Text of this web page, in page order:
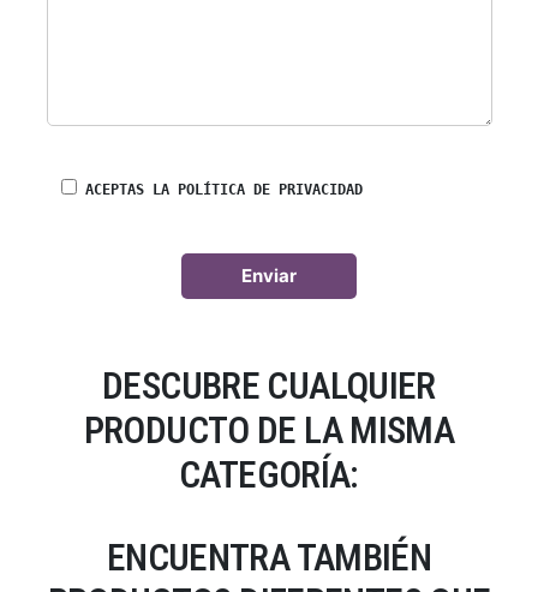
ACEPTAS LA POLÍTICA DE PRIVACIDAD
DESCUBRE CUALQUIER
PRODUCTO DE LA MISMA
CATEGORÍA:
ENCUENTRA TAMBIÉN